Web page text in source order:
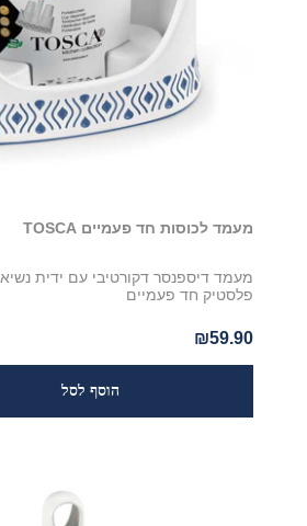
מעמד לכוסות חד פעמיים TOSCA
מעמד דיספנסר דקורטיבי עם ידית
פלסטיק חד פעמיים
₪59.90